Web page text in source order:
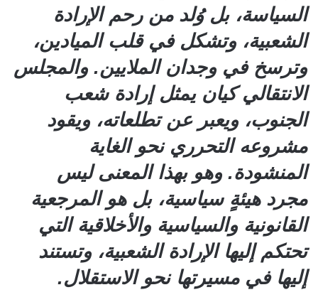
السياسة، بل وُلد من رحم الإرادة
الشعبية، وتشكل في قلب الميادين،
وترسخ في وجدان الملايين. والمجلس
الانتقالي كيان يمثل إرادة شعب
الجنوب، ويعبر عن تطلعاته، ويقود
مشروعه التحرري نحو الغاية
المنشودة. وهو بهذا المعنى ليس
مجرد هيئةٍ سياسية، بل هو المرجعية
القانونية والسياسية والأخلاقية التي
تحتكم إليها الإرادة الشعبية، وتستند
إليها في مسيرتها نحو الاستقلال.